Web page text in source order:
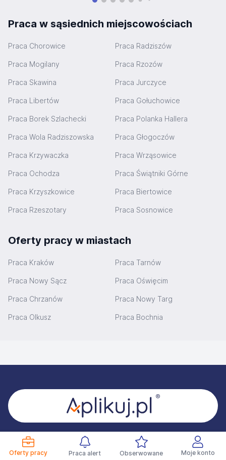
Oferty pracy Praca alert Obserwowane Moje konto
Praca w sąsiednich miejscowościach
Praca Chorowice Praca Radziszów
Praca Mogilany Praca Rzozów
Praca Skawina Praca Jurczyce
Praca Libertów Praca Gołuchowice
Praca Borek Szlachecki Praca Polanka Hallera
Praca Wola Radziszowska Praca Głogoczów
Praca Krzywaczka Praca Wrząsowice
Praca Ochodza Praca Świątniki Górne
Praca Krzyszkowice Praca Biertowice
Praca Rzeszotary Praca Sosnowice
Oferty pracy w miastach
Praca Kraków Praca Tarnów
Praca Nowy Sącz Praca Oświęcim
Praca Chrzanów Praca Nowy Targ
Praca Olkusz Praca Bochnia
Dobrze Cię poznać!
Znajdź ofertę pracy i APLIKUJ.